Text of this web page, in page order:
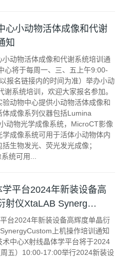
心小动物活体成像和代谢
知
小动物活体成像和代谢系统培训通
心将于每周一、三、五上午9:00-
报名链接内的时间为准）举办小动
谢系统培训，欢迎大家报名参加。
验动物中心提供小动物活体成像和
体成像系列仪器包括Lumina
动物光学成像系统，MicroCT影像
学成像系统可用于活体小动物体内
生物发光、荧光发光成像；
统可用...
学平台2024年新装设备高
射仪XtaLAB Synerg…
台2024年新装设备高辉度单晶衍
上机操作培训通知
术中心X射线晶体学平台将于2024
五）10:00-17:00举行2024新装设